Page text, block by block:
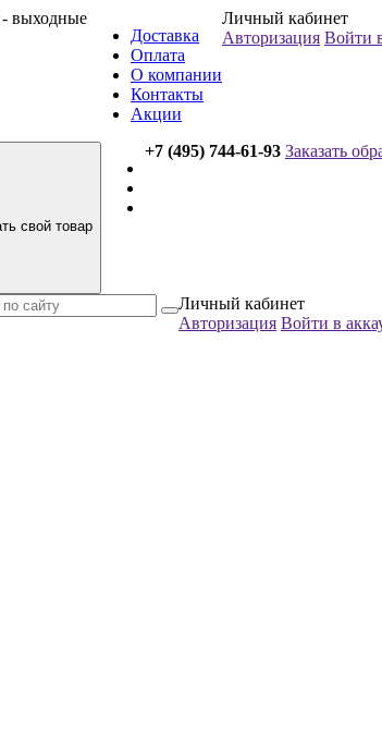
- выходные
Доставка
Оплата
О компании
Контакты
Акции
Личный кабинет
Авторизация Войти
свой товар
+7 (495) 744-61-93 Заказать
Личный кабинет
Авторизация Войти в